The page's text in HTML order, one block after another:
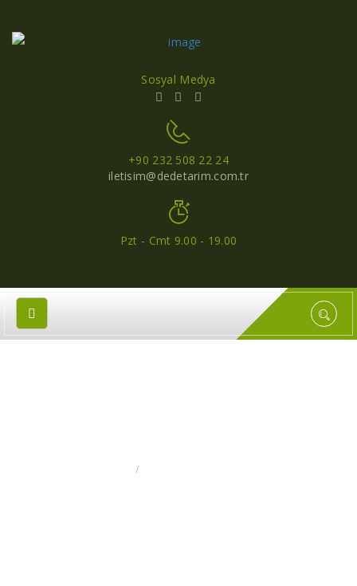
Sosyal Medya
+90 232 508 22 24
iletisim@dedetarim.com.tr
Pzt - Cmt 9.00 - 19.00